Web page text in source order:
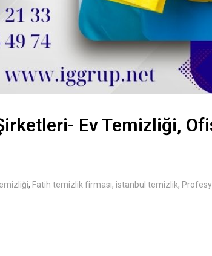
Ev Temizliği,
, Fatih temizlik firması, istanbul temizlik,